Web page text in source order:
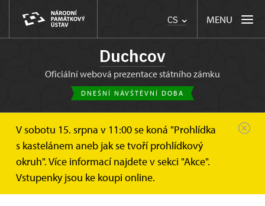
CS MENU
Duchcov
oficiální webová prezentace státního zámku
DNEŠNÍ NÁVŠTĚVNÍ DOBA
V sobotu 15. srpna v 11:00 se koná "Prohlídka
s kastelánem aneb jak se tvoří prohlídkový
okruh". Více informací najdete v sekci "Akce".
Vstupenky jsou ke koupi online.
Duchcov Informace pro návštěvníky Návštěvní řád
Návštěvní řád státního zámku
Duchcov